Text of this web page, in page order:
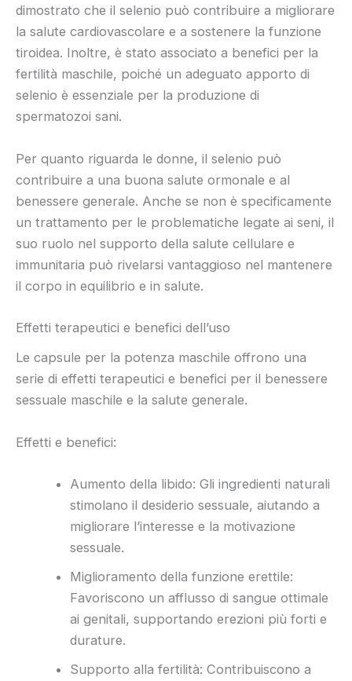
dimostrato che il selenio può contribuire a migliorare
la salute cardiovascolare e a sostenere la funzione
tiroidea. Inoltre, è stato associato a benefici per la
fertilità maschile, poiché un adeguato apporto di
selenio è essenziale per la produzione di
spermatozoi sani.
Per quanto riguarda le donne, il selenio può
contribuire a una buona salute ormonale e al
benessere generale. Anche se non è specificamente
un trattamento per le problematiche legate ai seni, il
suo ruolo nel supporto della salute cellulare e
immunitaria può rivelarsi vantaggioso nel mantenere
il corpo in equilibrio e in salute.
Effetti terapeutici e benefici dell’uso
Le capsule per la potenza maschile offrono una
serie di effetti terapeutici e benefici per il benessere
sessuale maschile e la salute generale.
Effetti e benefici:
Aumento della libido: Gli ingredienti naturali
stimolano il desiderio sessuale, aiutando a
migliorare l’interesse e la motivazione
sessuale.
Miglioramento della funzione erettile:
Favoriscono un afflusso di sangue ottimale
ai genitali, supportando erezioni più forti e
durature.
Supporto alla fertilità: Contribuiscono a